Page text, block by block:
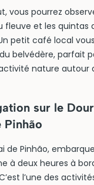
vous pourrez
fleuve et les quintas
petit café local
belvédère, parfait
nature autour
sur le
Pinhão
de Pinhão,
à deux heures à
l’une des